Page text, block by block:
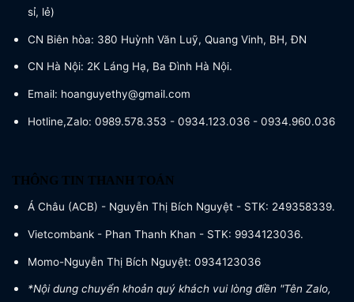
sỉ, lẻ)
CN Biên hòa: 380 Huỳnh Văn Luỹ, Quang Vinh, BH, ĐN
CN Hà Nội: 2K Láng Hạ, Ba Đình Hà Nội.
Email: hoanguyethy@gmail.com
Hotline,Zalo: 0989.578.353 - 0934.123.036 - 0934.960.036
THÔNG TIN THANH TOÁN
Á Châu (ACB) - Nguyễn Thị Bích Nguyệt - STK: 249358339.
Vietcombank - Phan Thanh Khan - STK: 9934123036.
Momo-Nguyễn Thị Bích Nguyệt: 0934123036
*Nội dung chuyển khoản quý khách vui lòng điền "Tên Zalo,